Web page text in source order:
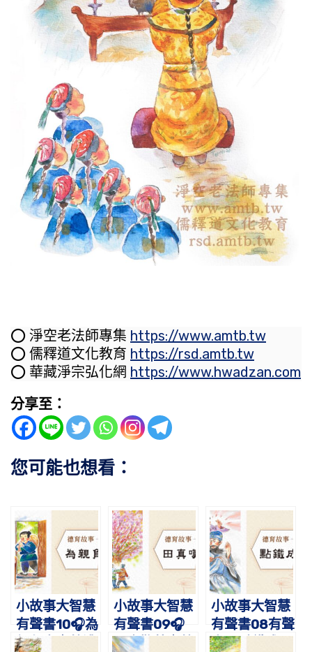
⭕️ 淨空老法師專集 https://www.amtb.tw
⭕️ 儒釋道文化教育 https://rsd.amtb.tw
⭕️ 華藏淨宗弘化網 https://www.hwadzan.com
分享至：
您可能也想看：
小故事大智慧
有聲書10🎧為
親負米｜蔡禮
小故事大智慧
有聲書09🎧
田真歎荊｜蔡
小故事大智慧
有聲書08有聲
書🎧點鐵成